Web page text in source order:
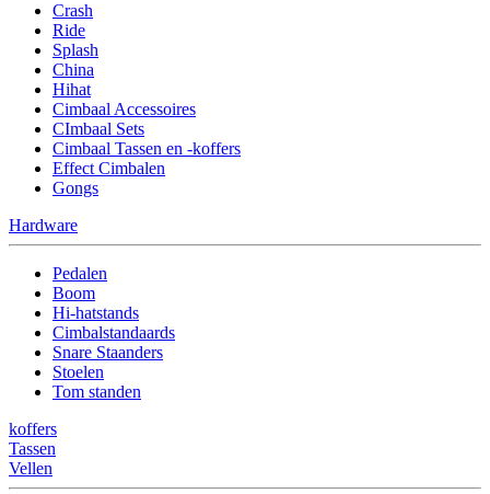
Crash
Ride
Splash
China
Hihat
Cimbaal Accessoires
CImbaal Sets
Cimbaal Tassen en -koffers
Effect Cimbalen
Gongs
Hardware
Pedalen
Boom
Hi-hatstands
Cimbalstandaards
Snare Staanders
Stoelen
Tom standen
koffers
Tassen
Vellen